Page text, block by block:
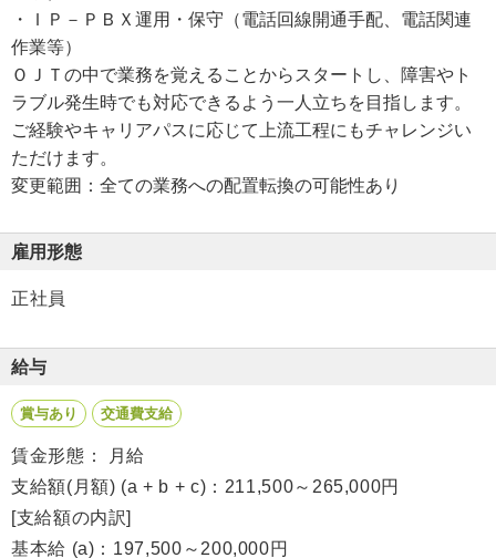
・ＩＰ－ＰＢＸ運用・保守（電話回線開通手配、電話関連
作業等）
ＯＪＴの中で業務を覚えることからスタートし、障害やト
ラブル発生時でも対応できるよう一人立ちを目指します。
ご経験やキャリアパスに応じて上流工程にもチャレンジい
ただけます。
変更範囲：全ての業務への配置転換の可能性あり
雇用形態
正社員
給与
賞与あり 交通費支給
賃金形態： 月給
支給額(月額) (a + b + c)：211,500～265,000円
[支給額の内訳]
基本給 (a)：197,500～200,000円